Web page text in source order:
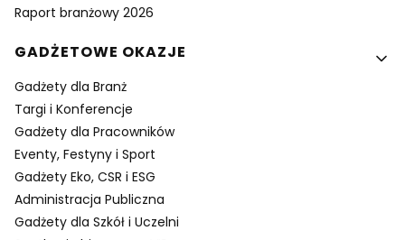
Raport branżowy 2026
GADŻETOWE OKAZJE
Gadżety dla Branż
Targi i Konferencje
Gadżety dla Pracowników
Eventy, Festyny i Sport
Gadżety Eko, CSR i ESG
Administracja Publiczna
Gadżety dla Szkół i Uczelni